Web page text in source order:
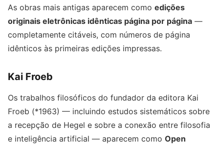
As obras mais antigas aparecem como edições
originais eletrônicas idênticas página por página —
completamente citáveis, com números de página
idênticos às primeiras edições impressas.
Kai Froeb
Os trabalhos filosóficos do fundador da editora Kai
Froeb (*1963) — incluindo estudos sistemáticos sobre
a recepção de Hegel e sobre a conexão entre filosofia
e inteligência artificial — aparecem como Open